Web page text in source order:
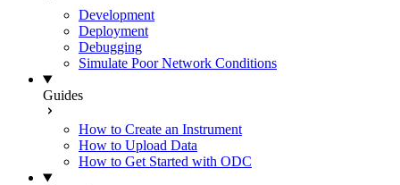
Development
Deployment
Debugging
Simulate Poor Network Conditions
Guides
How to Create an Instrument
How to Upload Data
How to Get Started with ODC